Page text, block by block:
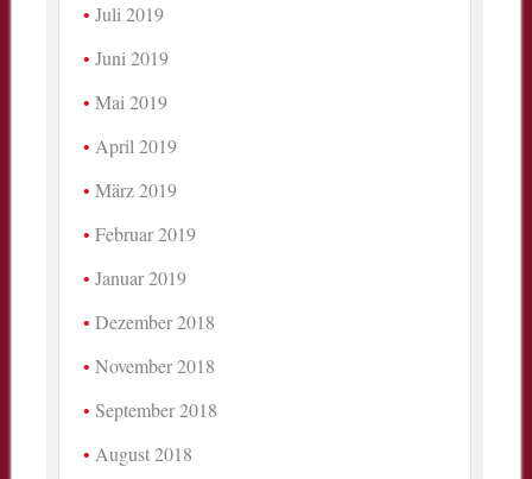
Juli 2019
Juni 2019
Mai 2019
April 2019
März 2019
Februar 2019
Januar 2019
Dezember 2018
November 2018
September 2018
August 2018